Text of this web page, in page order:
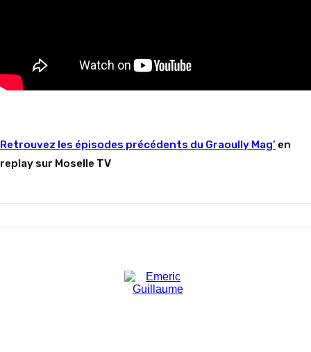
Retrouvez les épisodes précédents du Graoully Mag’ en
replay sur Moselle TV